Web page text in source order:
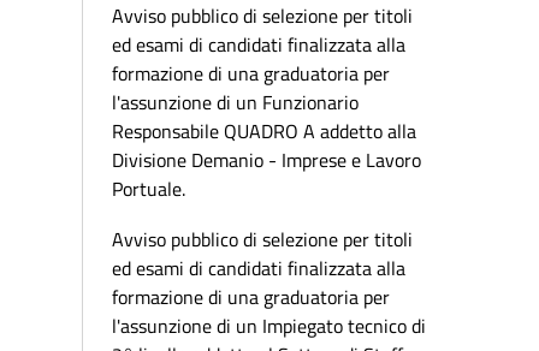
Avviso pubblico di selezione per titoli
ed esami di candidati finalizzata alla
formazione di una graduatoria per
l'assunzione di un Funzionario
Responsabile QUADRO A addetto alla
Divisione Demanio - Imprese e Lavoro
Portuale.
Avviso pubblico di selezione per titoli
ed esami di candidati finalizzata alla
formazione di una graduatoria per
l'assunzione di un Impiegato tecnico di